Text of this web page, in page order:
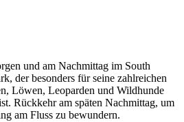
und am Nachmittag im South
der besonders für seine zahlreichen
Löwen, Leoparden und Wildhunde
Rückkehr am späten Nachmittag, um
am Fluss zu bewundern.